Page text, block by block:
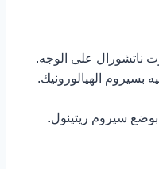
ناتشورال على الوجه.
بسيروم الهيالورونيك.
بوضع سيروم ريتينول.